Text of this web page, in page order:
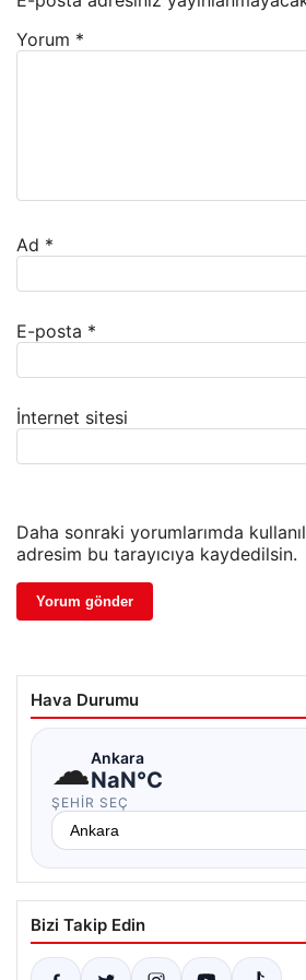
Yorum *
Ad *
E-posta *
İnternet sitesi
Daha sonraki yorumlarımda
adresim bu tarayıcıya kaydedilsin.
Hava Durumu
☁Ankara
NaN°C
ŞEHIR SEÇ
Bizi Takip Edin